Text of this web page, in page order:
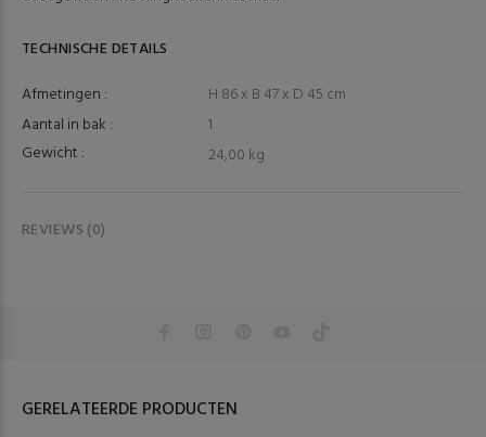
TECHNISCHE DETAILS
Afmetingen :
H 86 x B 47 x D 45 cm
Aantal in bak :
1
Gewicht :
24,00 kg
REVIEWS (0)
GERELATEERDE PRODUCTEN